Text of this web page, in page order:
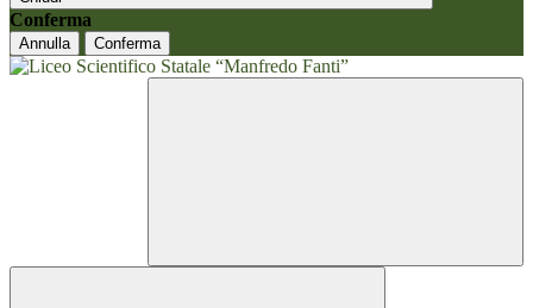
Conferma
Annulla Conferma